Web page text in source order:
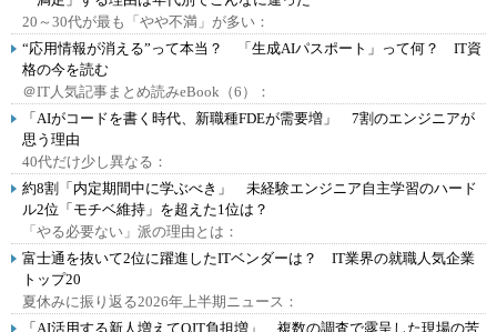
20～30代が最も「やや不満」が多い：
“応用情報が消える”って本当？ 「生成AIパスポート」って何？ IT資
格の今を読む
＠IT人気記事まとめ読みeBook（6）：
「AIがコードを書く時代、新職種FDEが需要増」 7割のエンジニアが
思う理由
40代だけ少し異なる：
約8割「内定期間中に学ぶべき」 未経験エンジニア自主学習のハード
ル2位「モチベ維持」を超えた1位は？
「やる必要ない」派の理由とは：
富士通を抜いて2位に躍進したITベンダーは？ IT業界の就職人気企業
トップ20
夏休みに振り返る2026年上半期ニュース：
「AI活用する新人増えてOJT負担増」 複数の調査で露呈した現場の苦